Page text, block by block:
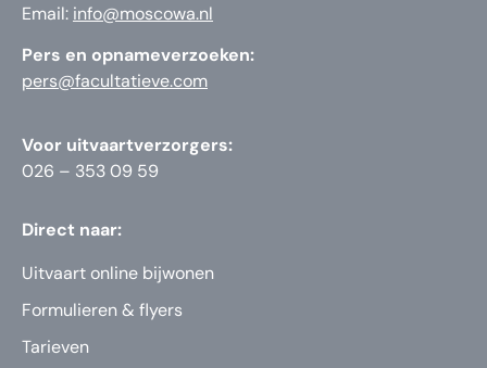
Email: info@moscowa.nl
Pers en opnameverzoeken:
pers@facultatieve.com
Voor uitvaartverzorgers:
026 – 353 09 59
Direct naar:
Uitvaart online bijwonen
Formulieren & flyers
Tarieven